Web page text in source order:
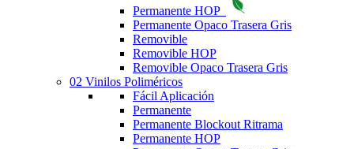
Permanente HOP
Permanente Opaco Trasera Gris
Removible
Removible HOP
Removible Opaco Trasera Gris
02 Vinilos Poliméricos
Fácil Aplicación
Permanente
Permanente Blockout Ritrama
Permanente HOP